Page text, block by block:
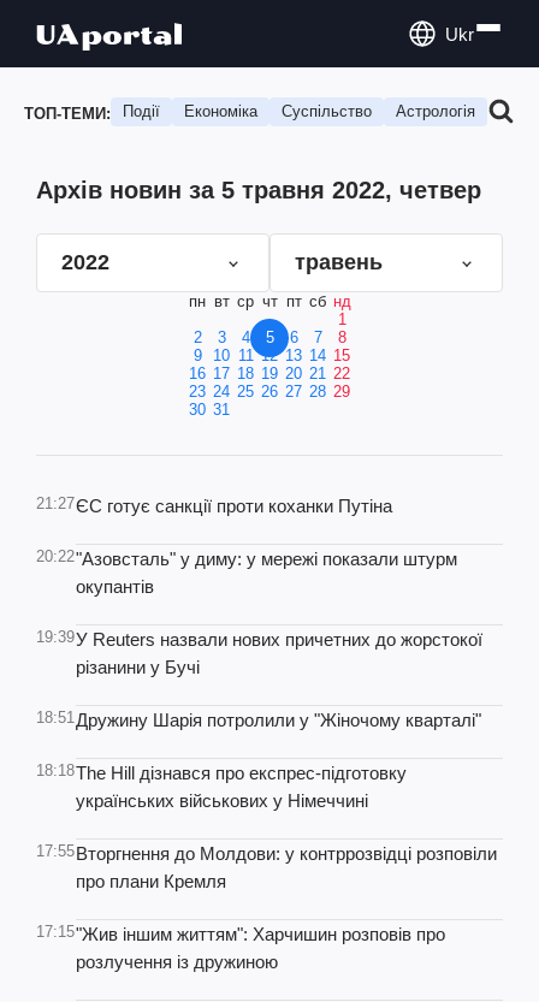
Ukr
ТОП-ТЕМИ: Події Економіка Суспільство Астрологія
Архів новин за 5 травня 2022, четвер
2022 травень
пн вт ср чт пт сб нд
1
2
3 4 5 6 7
8
9
10 11 12 13 14 15
16 17 18 19 20 21 22
23 24 25 26 27 28 29
30 31
21:27ЄС готує санкції проти коханки Путіна
20:22"Азовсталь" у диму: у мережі показали штурм
окупантів
19:39У Reuters назвали нових причетних до жорстокої
різанини у Бучі
18:51Дружину Шарія потролили у "Жіночому кварталі"
18:18The Hill дізнався про експрес-підготовку
українських військових у Німеччині
17:55Вторгнення до Молдови: у контррозвідці розповіли
про плани Кремля
17:15"Жив іншим життям": Харчишин розповів про
розлучення із дружиною